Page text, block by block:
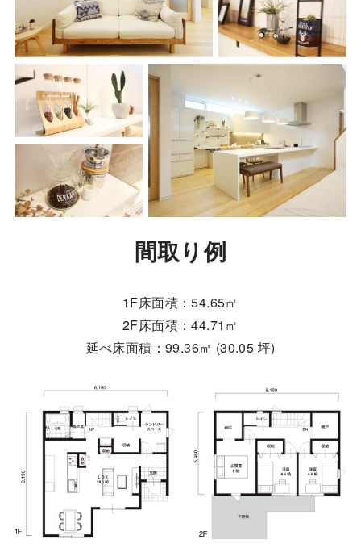
間取り例
1F床面積：54.65㎡
2F床面積：44.71㎡
延べ床面積：99.36㎡ (30.05 坪)